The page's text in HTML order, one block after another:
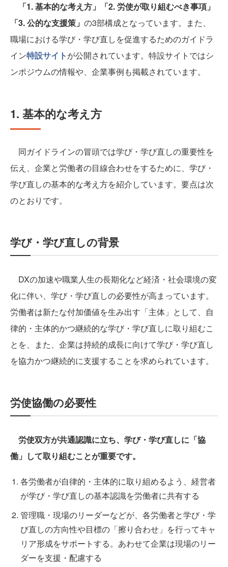
「1. 基本的な考え方」「2. 労使が取り組むべき事項」
「3. 公的な支援策」 の3部構成となっています。また、
職場における学び・学び直しを促進するためのガイドラ
イン特設サイトが公開されています。特設サイトではシ
ンポジウムの情報や、企業事例も掲載されています。
1. 基本的な考え方
同ガイドラインの冒頭では学び・学び直しの重要性を
伝え、企業と労働者の目線合わせをするために、学び・
学び直しの基本的な考え方を紹介しています。要点は次
のとおりです。
学び・学び直しの背景
DXの加速や職業人生の長期化など経済・社会環境の変
化に伴い、学び・学び直しの必要性が高まっています。
労働者は新たな付加価値を生み出す「主体」として、自
律的・主体的かつ継続的な学び・学び直しに取り組むこ
とを、また、企業は持続的成長に向けて学び・学び直し
を協力かつ継続的に支援することを求められています。
労使協働の必要性
労使双方が共通認識に立ち、学び・学び直しに「協
働」して取り組むことが重要です。
各労働者が自律的・主体的に取り組めるよう、経営者
が学び・学び直しの基本認識を労働者に共有する
管理職・現場のリーダーなどが、各労働者と学び・学
び直しの方向性や目標の「擦り合わせ」を行ってキャ
リア形成をサポートする。あわせて企業は現場のリー
ダーを支援・配慮する